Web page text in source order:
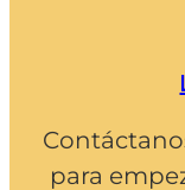
para